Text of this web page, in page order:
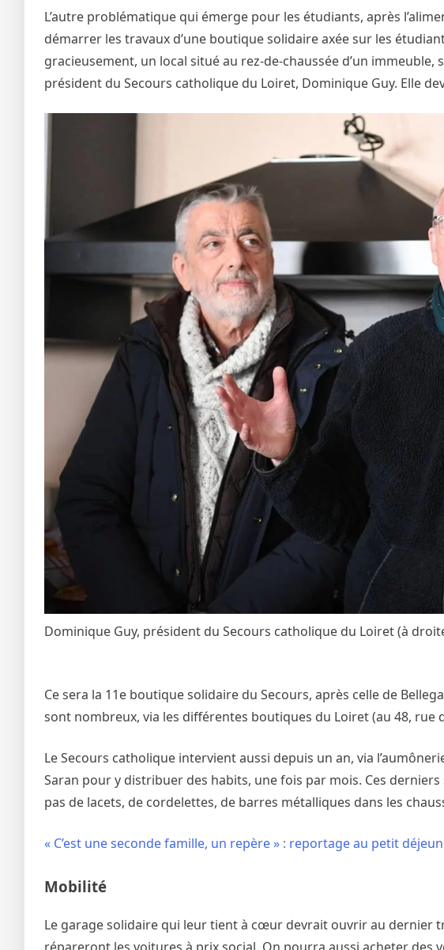
L’autre problématique qui émerge pour les étudiants, après
démarrer les travaux d’une boutique solidaire axée sur les
gracieusement, un local situé au rez-de-chaussée d’un
président du Secours catholique du Loiret, Dominique Guy. Elle
Dominique Guy, président du Secours catholique du Loiret (à
Ce sera la 11e boutique solidaire du Secours, après celle de
sont nombreux, via les différentes boutiques du Loiret (au 48, rue
Le Secours catholique intervient aussi depuis un an, via
Saran pour y distribuer des habits, une fois par mois. Ces
pas de lacets, de cordelettes, de barres métalliques dans les
« C’est une seconde famille, un repère » : reportage au petit
Mobilité
Le garage solidaire qui leur tient à cœur devrait ouvrir au dernier